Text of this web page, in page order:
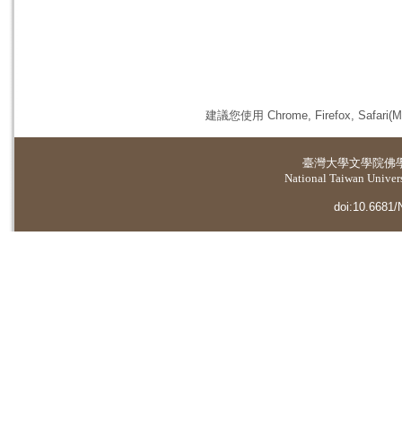
建議您使用 Chrome, Firefox,
臺灣大學文學院佛
National Taiwan
doi:10.6681/